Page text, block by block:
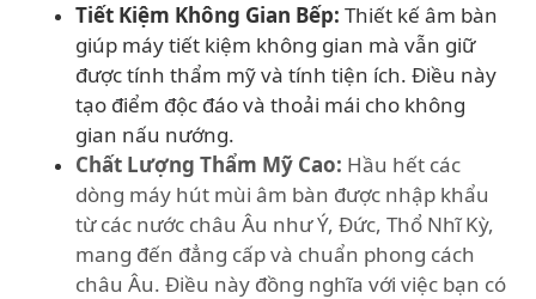
Tiết Kiệm Không Gian Bếp: Thiết kế âm bàn
giúp máy tiết kiệm không gian mà vẫn giữ
được tính thẩm mỹ và tính tiện ích. Điều này
tạo điểm độc đáo và thoải mái cho không
gian nấu nướng.
Chất Lượng Thẩm Mỹ Cao: Hầu hết các
dòng máy hút mùi âm bàn được nhập khẩu
từ các nước châu Âu như Ý, Đức, Thổ Nhĩ Kỳ,
mang đến đẳng cấp và chuẩn phong cách
châu Âu. Điều này đồng nghĩa với việc bạn có